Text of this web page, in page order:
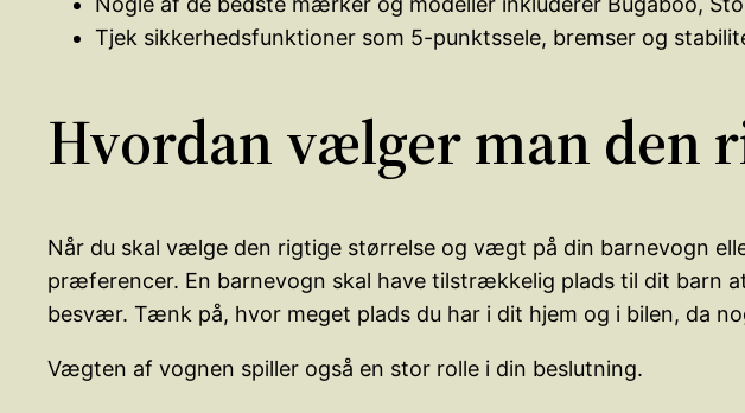
Tjek sikkerhedsfunktioner som 5-punktssele, bremser og
Hvordan vælger man den
Når du skal vælge den rigtige størrelse og vægt på din barnevogn
præferencer. En barnevogn skal have tilstrækkelig plads til dit barn
besvær. Tænk på, hvor meget plads du har i dit hjem og i bilen, da
Vægten af vognen spiller også en stor rolle i din beslutning.